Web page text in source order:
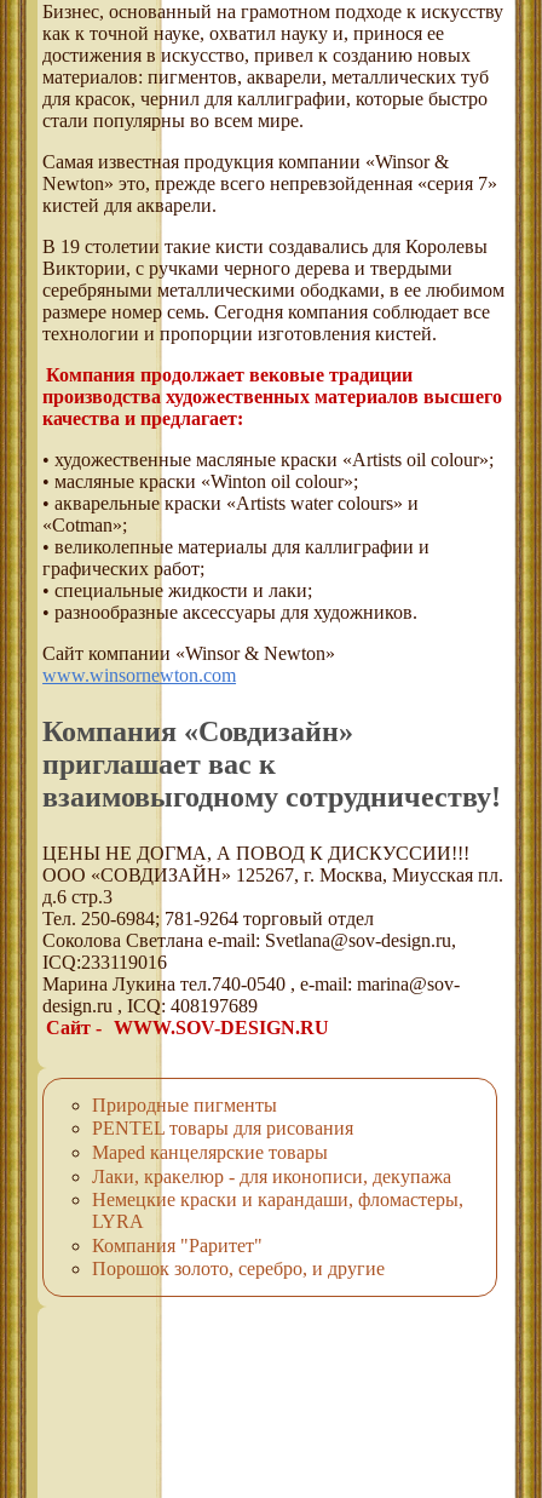
Бизнес, основанный на грамотном подходе к искусству
как к точной науке, охватил науку и, принося ее
достижения в искусство, привел к созданию новых
материалов: пигментов, акварели, металлических туб
для красок, чернил для каллиграфии, которые быстро
стали популярны во всем мире.
Самая известная продукция компании «Winsor &
Newton» это, прежде всего непревзойденная «серия 7»
кистей для акварели.
В 19 столетии такие кисти создавались для Королевы
Виктории, с ручками черного дерева и твердыми
серебряными металлическими ободками, в ее любимом
размере номер семь. Сегодня компания соблюдает все
технологии и пропорции изготовления кистей.
Компания продолжает вековые традиции
производства художественных материалов высшего
качества и предлагает:
• художественные масляные краски «Artists oil colour»;
• масляные краски «Winton oil colour»;
• акварельные краски «Artists water colours» и
«Cotman»;
• великолепные материалы для каллиграфии и
графических работ;
• специальные жидкости и лаки;
• разнообразные аксессуары для художников.
Сайт компании «Winsor & Newton»
www.winsornewton.com
Компания «Совдизайн»
приглашает вас к
взаимовыгодному сотрудничеству!
ЦЕНЫ НЕ ДОГМА, А ПОВОД К ДИСКУССИИ!!!
ООО «СОВДИЗАЙН» 125267, г. Москва, Миусская пл.
д.6 стр.3
Тел. 250-6984; 781-9264 торговый отдел
Соколова Светлана e-mail: Svetlana@sov-design.ru,
ICQ:233119016
Марина Лукина тел.740-0540 , e-mail: marina@sov-
design.ru , ICQ: 408197689
Сайт - WWW.SOV-DESIGN.RU
Природные пигменты
PENTEL товары для рисования
Maped канцелярские товары
Лаки, кракелюр - для иконописи, декупажа
Немецкие краски и карандаши, фломастеры,
LYRA
Компания "Раритет"
Порошок золото, серебро, и другие